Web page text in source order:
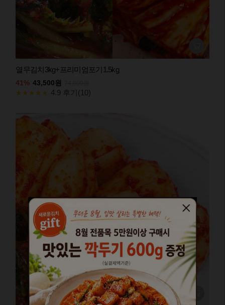
열무김치3kg+프리미엄포기1.5kg
41% 43,500원
★★★★★ 4.9 후기(10)